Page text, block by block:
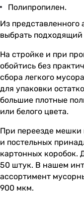
Полипропилен.
Из
выбрать
На стройке и при
обойтись без
сбора легкого
для упаковки
большие плотные
или белого цвета.
При переезде мешки
и постельных
картонных коробок.
50 штук. В нашем
ассортимент
900 мкм.